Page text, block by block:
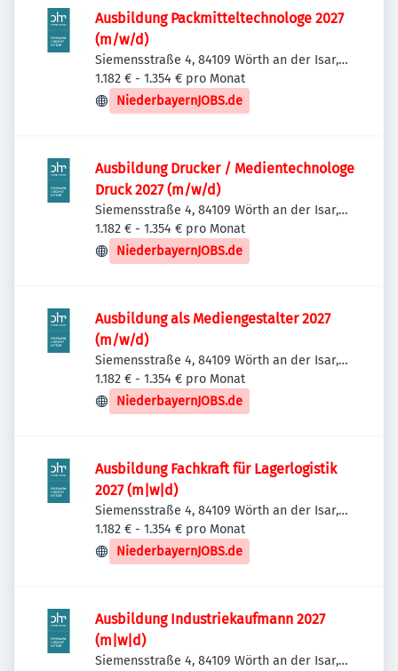
Ausbildung Packmitteltechnologe 2027
(m/w/d)
Siemensstraße 4, 84109 Wörth an der Isar,
Deutschland
1.182 € - 1.354 € pro Monat
NiederbayernJOBS.de
Ausbildung Drucker / Medientechnologe
Druck 2027 (m/w/d)
Siemensstraße 4, 84109 Wörth an der Isar,
Deutschland
1.182 € - 1.354 € pro Monat
NiederbayernJOBS.de
Ausbildung als Mediengestalter 2027
(m/w/d)
Siemensstraße 4, 84109 Wörth an der Isar,
Deutschland
1.182 € - 1.354 € pro Monat
NiederbayernJOBS.de
Ausbildung Fachkraft für Lagerlogistik
2027 (m|w|d)
Siemensstraße 4, 84109 Wörth an der Isar,
Deutschland
1.182 € - 1.354 € pro Monat
NiederbayernJOBS.de
Ausbildung Industriekaufmann 2027
(m|w|d)
Siemensstraße 4, 84109 Wörth an der Isar,